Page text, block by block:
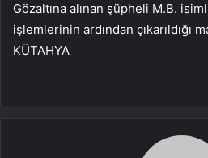
Gözaltına alınan şüpheli M.B.
işlemlerinin ardından çıkarıldığı
KÜTAHYA